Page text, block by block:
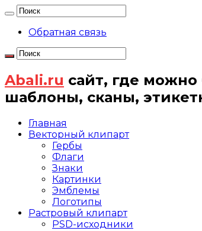
Обратная связь
Abali.ru сайт, где можно
шаблоны, сканы,
Главная
Векторный клипарт
Гербы
Флаги
Знаки
Картинки
Эмблемы
Логотипы
Растровый клипарт
PSD-исходники